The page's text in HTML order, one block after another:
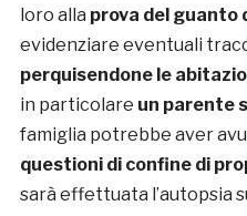
loro alla prova del guanto
evidenziare eventuali
perquisendone le
in particolare un parente
famiglia potrebbe aver
questioni di confine di
sarà effettuata l’autopsia